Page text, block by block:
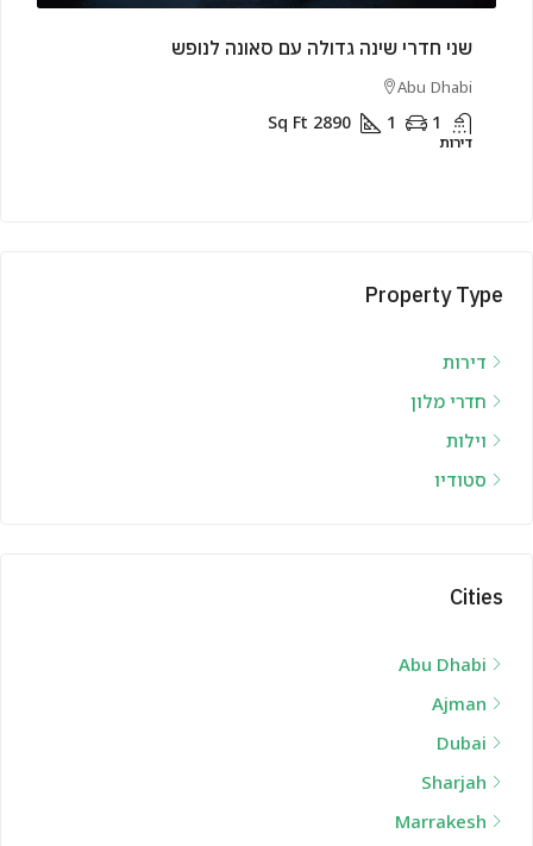
שני חדרי שינה גדולה עם סאונה לנופש
Abu Dhabi
1
1
2890
Sq Ft
דירות
Property Type
דירות
חדרי מלון
וילות
סטודיו
Cities
Abu Dhabi
Ajman
Dubai
Sharjah
Marrakesh